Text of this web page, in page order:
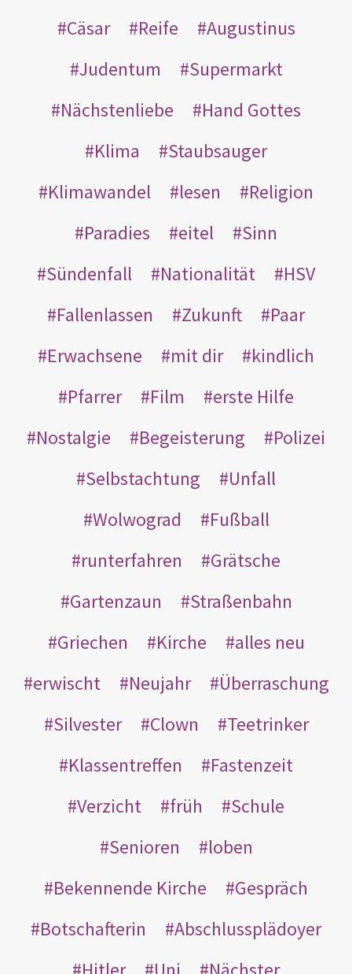
Cäsar
Reife
Augustinus
Judentum
Supermarkt
Nächstenliebe
Hand Gottes
Klima
Staubsauger
Klimawandel
lesen
Religion
Paradies
eitel
Sinn
Sündenfall
Nationalität
HSV
Fallenlassen
Zukunft
Paar
Erwachsene
mit dir
kindlich
Pfarrer
Film
erste Hilfe
Nostalgie
Begeisterung
Polizei
Selbstachtung
Unfall
Wolwograd
Fußball
runterfahren
Grätsche
Gartenzaun
Straßenbahn
Griechen
Kirche
alles neu
erwischt
Neujahr
Überraschung
Silvester
Clown
Teetrinker
Klassentreffen
Fastenzeit
Verzicht
früh
Schule
Senioren
loben
Bekennende Kirche
Gespräch
Botschafterin
Abschlussplädoyer